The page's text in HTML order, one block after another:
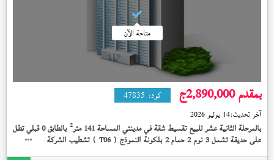
متاحة الآن
بمقدم 2,890,000 ج كود: 47835
آخر تحديث:14 يوليو 2026
بالمرحلة الثانية عشر للبيع تقسيط شقة في مدينتي المساحة 141 متر 2 بالطابق 0 قبلي تطل
على حديقة تشمل 3 نوم 2 حمام 2 بلكونة النموذج ( T06 ) تشطيب الشركة على 7 سنة